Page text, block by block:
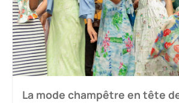
La mode champêtre en tête